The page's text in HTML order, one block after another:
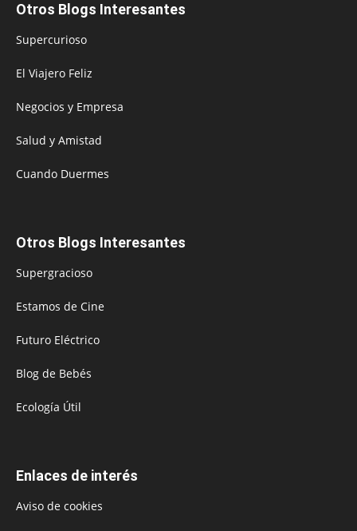
Otros Blogs Interesantes
Supercurioso
El Viajero Feliz
Negocios y Empresa
Salud y Amistad
Cuando Duermes
Otros Blogs Interesantes
Supergracioso
Estamos de Cine
Futuro Eléctrico
Blog de Bebés
Ecología Útil
Enlaces de interés
Aviso de cookies